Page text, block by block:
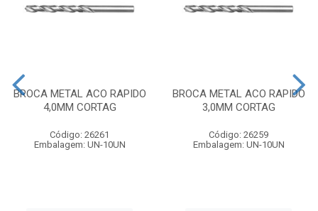
BROCA METAL ACO RAPIDO
4,0MM CORTAG
Código: 26261
Embalagem: UN-10UN
BROCA METAL ACO RAPIDO
3,0MM CORTAG
Código: 26259
Embalagem: UN-10UN